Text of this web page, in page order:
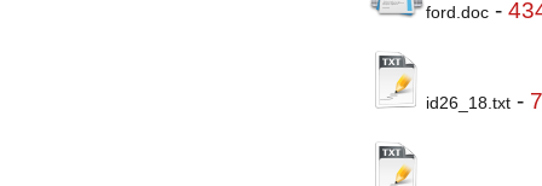
ford.doc-
id26_18.txt-